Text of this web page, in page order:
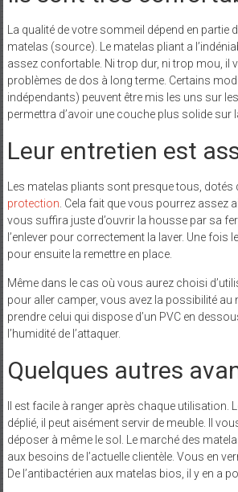
La qualité de votre sommeil dépend en partie
matelas (source). Le matelas pliant a
assez confortable. Ni trop dur, ni trop mou, il
problèmes de dos à long terme. Certains
indépendants) peuvent être mis les uns sur
permettra d’avoir une couche plus solide sur
Leur entretien est
Les matelas pliants sont presque tous, dotés
protection . Cela fait que vous pourrez assez
vous suffira juste d’ouvrir la housse par sa
l’enlever pour correctement la laver. Une fois
pour ensuite la remettre en place.
Même dans le cas où vous aurez choisi
pour aller camper, vous avez la possibilité au
prendre celui qui dispose d’un PVC en
l’humidité de l’attaquer.
Quelques autres
Il est facile à ranger après chaque utilisation.
déplié, il peut aisément servir de meuble. Il
déposer à même le sol. Le marché des
aux besoins de l’actuelle clientèle. Vous en
De l’antibactérien aux matelas bios, il y en a